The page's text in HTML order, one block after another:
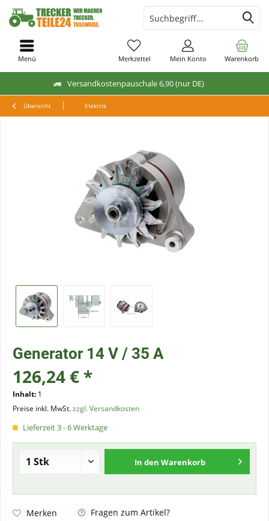
Versandkostenpauschale 6,90 (nur DE)
Warenkorb
Merkzettel Mein Konto
Menü
Übersicht Elektrik
Generator 14 V / 35 A
126,24 € *
Inhalt: 1
Preise inkl. MwSt.zzgl. Versandkosten
Lieferzeit 3 - 6 Werktage
In den Warenkorb
Merken
Fragen zum Artikel?